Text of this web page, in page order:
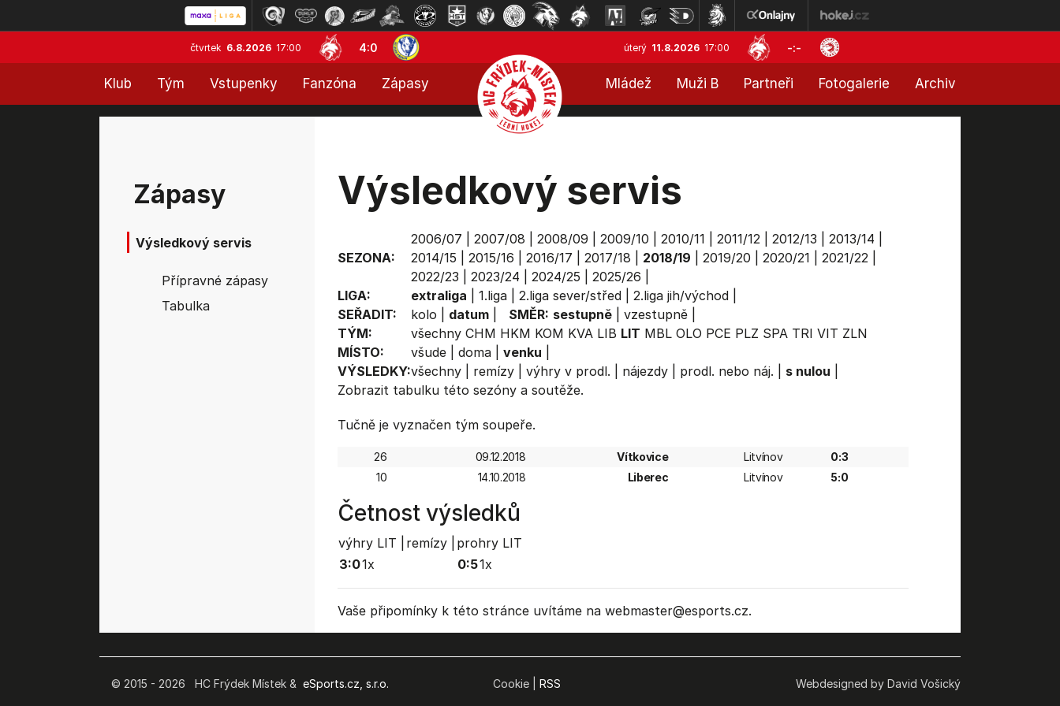
čtvrtek 6.8.2026 17:00 4:0 úterý 11.8.2026 17:00 -:-
Klub Tým Vstupenky Fanzóna Zápasy Mládež Muži B Partneři Fotogalerie Archiv
Zápasy
Výsledkový servis
Přípravné zápasy
Tabulka
Výsledkový servis
SEZONA:
2006/07 2007/08 2008/09 2009/10 2010/11 2011/12| 2012/13 2013/14
2014/15
2015/16 2016/17 2017/18 2018/19 2019/20 2020/21 2021/22|
2022/23
2023/24 2024/25 2025/26
LIGA:
extraliga 1.liga| 2.liga sever/střed| 2.liga jih/východ|
SEŘADIT:
kolo datum| SMĚR: sestupně| vzestupně|
TÝM:
všechny CHM HKM KOM KVA LIB LIT MBL OLO PCE PLZ SPA TRI VIT ZLN
MÍSTO:
všude| doma| venku
VÝSLEDKY:všechny| remízy| výhry v prodl. nájezdy| prodl. nebo náj. s nulou
Zobrazit tabulkutéto sezóny a soutěže.
Tučně je vyznačen tým soupeře.
26 09.12.2018 Vítkovice Litvínov
0:3
10
14.10.2018 Liberec Litvínov 5:0
Četnost výsledků
výhry LIT | remízy |
prohry LIT
3:01x 0:51x
Vaše připomínky k této stránce uvítáme na webmaster@esports.cz.
© 2015 - 2026 HC Frýdek Místek &eSports.cz, s.r.o. Cookie | RSS Webdesigned by David Vošický